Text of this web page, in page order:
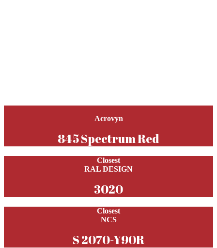
Acrovyn
845 Spectrum Red
Closest
RAL DESIGN
3020
Closest
NCS
S 2070-Y90R